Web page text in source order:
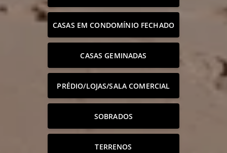
CASAS EM CONDOMÍNIO FECHADO
CASAS GEMINADAS
PRÉDIO/LOJAS/SALA COMERCIAL
SOBRADOS
TERRENOS